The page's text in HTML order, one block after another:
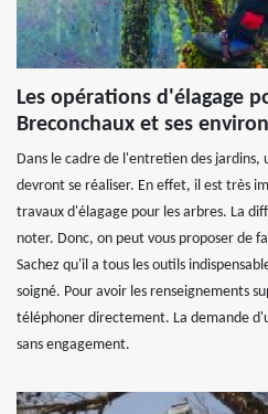
Les opérations d'élagage
Breconchaux et ses
Dans le cadre de l'entretien des
devront se réaliser. En effet, il est très
travaux d'élagage pour les arbres. La
noter. Donc, on peut vous proposer de
Sachez qu'il a tous les outils
soigné. Pour avoir les renseignements
téléphoner directement. La demande
sans engagement.